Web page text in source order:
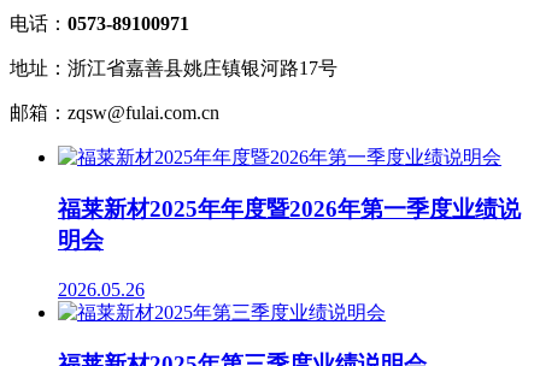
电话： 0573-89100971
地址：浙江省嘉善县姚庄镇银河路17号
邮箱：zqsw@fulai.com.cn
福莱新材2025年年度暨2026年第一季度业绩说
明会
2026.05.26